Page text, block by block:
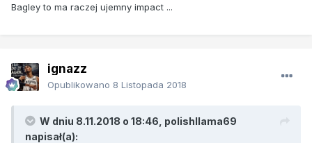
Bagley to ma raczej ujemny impact ...
ignazz
Opublikowano 8 Listopada 2018
W dniu 8.11.2018 o 18:46, polishllama69
napisał(a):